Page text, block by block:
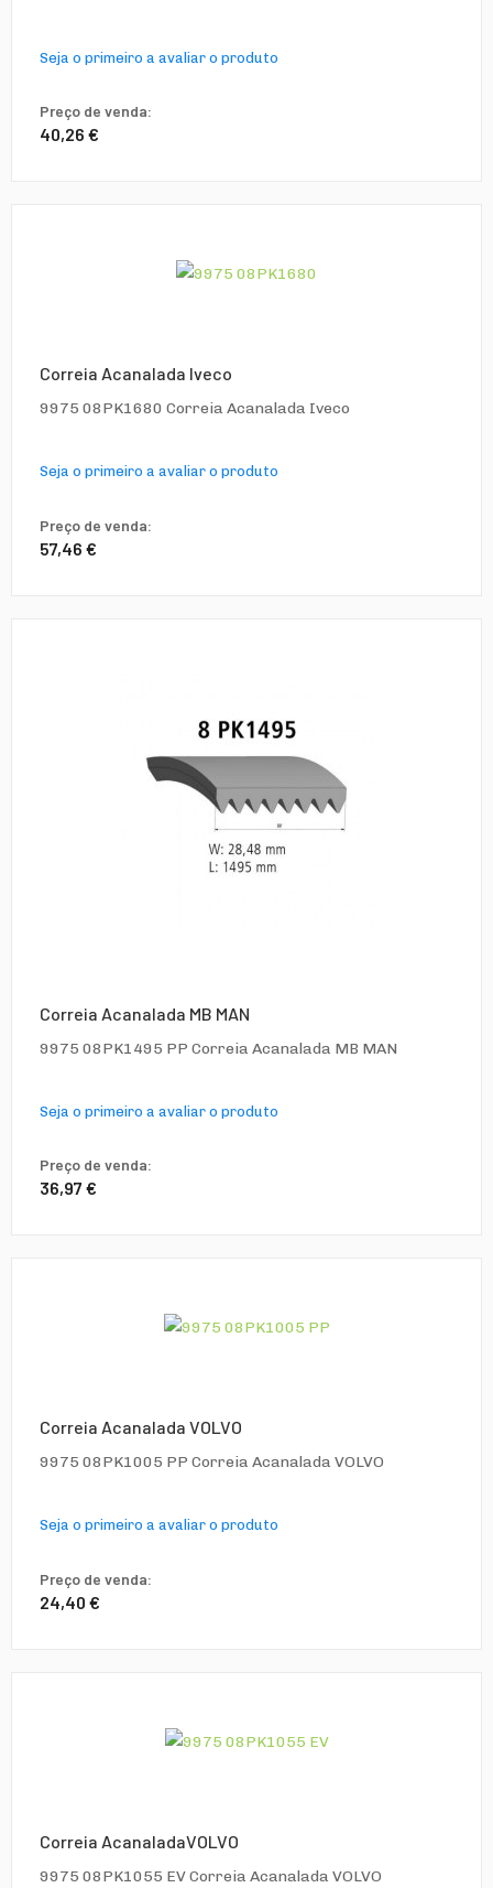
Seja o primeiro a avaliar o produto
Preço de venda:
40,26 €
Correia Acanalada Iveco
9975 08PK1680 Correia Acanalada Iveco
Seja o primeiro a avaliar o produto
Preço de venda:
57,46 €
Correia Acanalada MB MAN
9975 08PK1495 PP Correia Acanalada MB MAN
Seja o primeiro a avaliar o produto
Preço de venda:
36,97 €
Correia Acanalada VOLVO
9975 08PK1005 PP Correia Acanalada VOLVO
Seja o primeiro a avaliar o produto
Preço de venda:
24,40 €
Correia AcanaladaVOLVO
9975 08PK1055 EV Correia Acanalada VOLVO